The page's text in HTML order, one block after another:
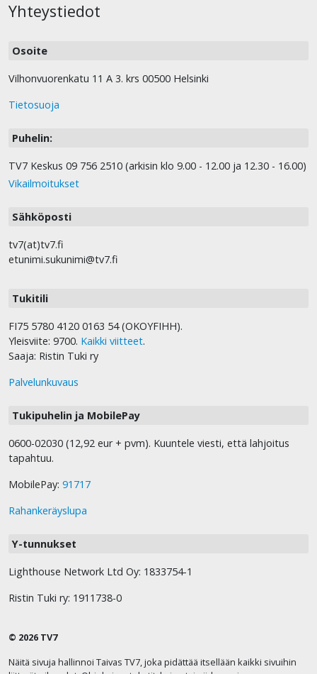
Yhteystiedot
Osoite
Vilhonvuorenkatu 11 A 3. krs 00500 Helsinki
Tietosuoja
Puhelin:
TV7 Keskus 09 756 2510 (arkisin klo 9.00 - 12.00 ja 12.30 - 16.00)
Vikailmoitukset
Sähköposti
tv7(at)tv7.fi
etunimi.sukunimi@tv7.fi
Tukitili
FI75 5780 4120 0163 54 (OKOYFIHH).
Yleisviite: 9700. Kaikki viitteet.
Saaja: Ristin Tuki ry
Palvelunkuvaus
Tukipuhelin ja MobilePay
0600-02030 (12,92 eur + pvm). Kuuntele viesti, että lahjoitus
tapahtuu.
MobilePay: 91717
Rahankeräyslupa
Y-tunnukset
Lighthouse Network Ltd Oy: 1833754-1
Ristin Tuki ry: 1911738-0
© 2026 TV7
Näitä sivuja hallinnoi Taivas TV7, joka pidättää itsellään kaikki sivuihin